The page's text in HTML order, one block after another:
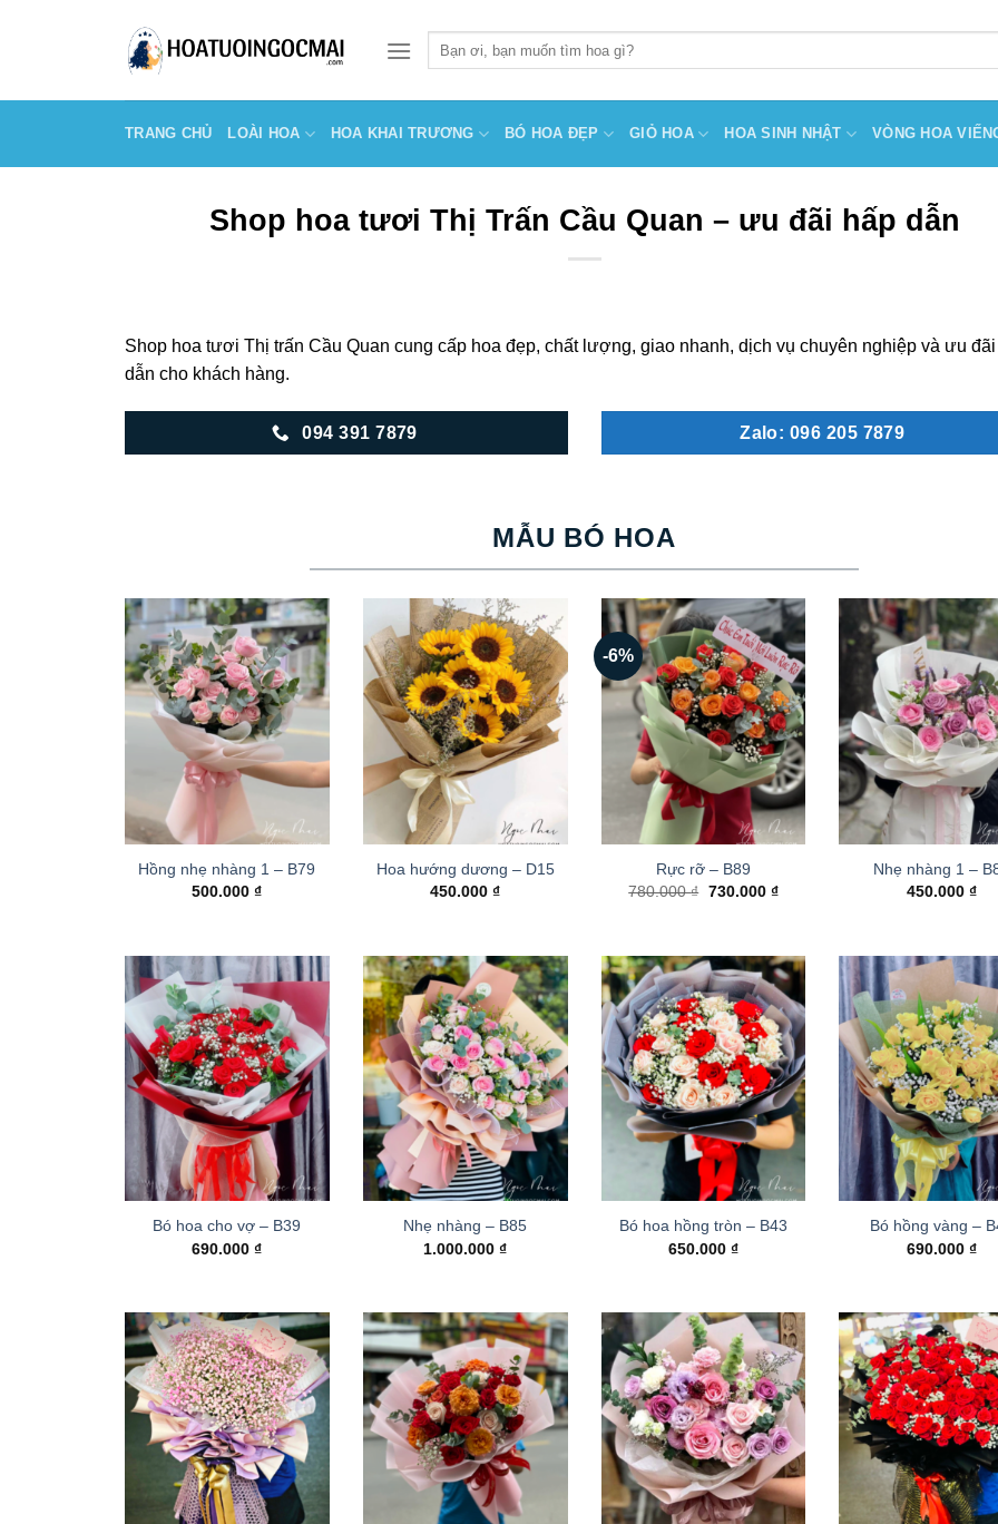
kiếm:
TRANG CHỦ LOÀI HOA HOA KHAI TRƯƠNG BÓ HOA ĐẸP GIỎ HOA HOA SINH NHẬT VÒNG HOA
Shop hoa tươi Thị Trấn Cầu Quan – ưu đãi hấp dẫn
Shop hoa tươi Thị trấn Cầu Quan cung cấp hoa đẹp, chất lượng, giao nhanh, dịch vụ chuyên nghiệp và ưu
dẫn cho khách hàng.
094 391 7879 Zalo: 096 205 7879
MẪU BÓ HOA
Hồng nhẹ nhàng 1 – B79
500.000₫
Hoa hướng dương – D15
450.000₫
-6%
Rực rỡ – B89
780.000₫ Giá
730.000 ₫Giá
730.000 ₫.
Nhẹ nhàng 1 –
450.000 ₫
Bó hoa cho vợ – B39
690.000₫
Nhẹ nhàng – B85
1.000.000₫
Bó hoa hồng tròn – B43
650.000 ₫
Bó hồng vàng –
690.000 ₫